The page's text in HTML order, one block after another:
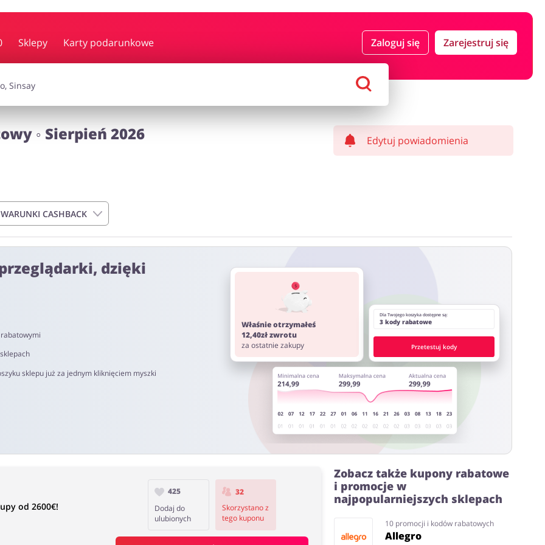
Sklepy Karty podarunkowe Zaloguj się Zarejestruj się
Zdrowie i uroda
◦ Sierpień 2026 Edytuj powiadomienia
CASHBACK
72h od momentu złożenia zamówienia. Nie dotyczy on kosztów dostawy oraz może być naliczony od kwoty zamówienia
Pamiętaj aby przed zakupem wyłączyć AdBlock oraz aby nie korzystać z innych stron lub rozszerzeń do przeglądarki
do 90 dni.
dzięki
sklepu już za jednym kliknięciem myszki
Właśnie otrzymałeś
12,40zł zwrotu
za ostatnie zakupy
Dla Twojego koszyka dostępne są:
3 kody rabatowe
Przetestuj kody
od 2600€!
425
Dodaj do
ulubionych
32
Skorzystano z
tego kuponu
Zobacz także kupony rabatowe
i promocje w
najpopularniejszych sklepach
10 promocji i kodów rabatowych
Allegro